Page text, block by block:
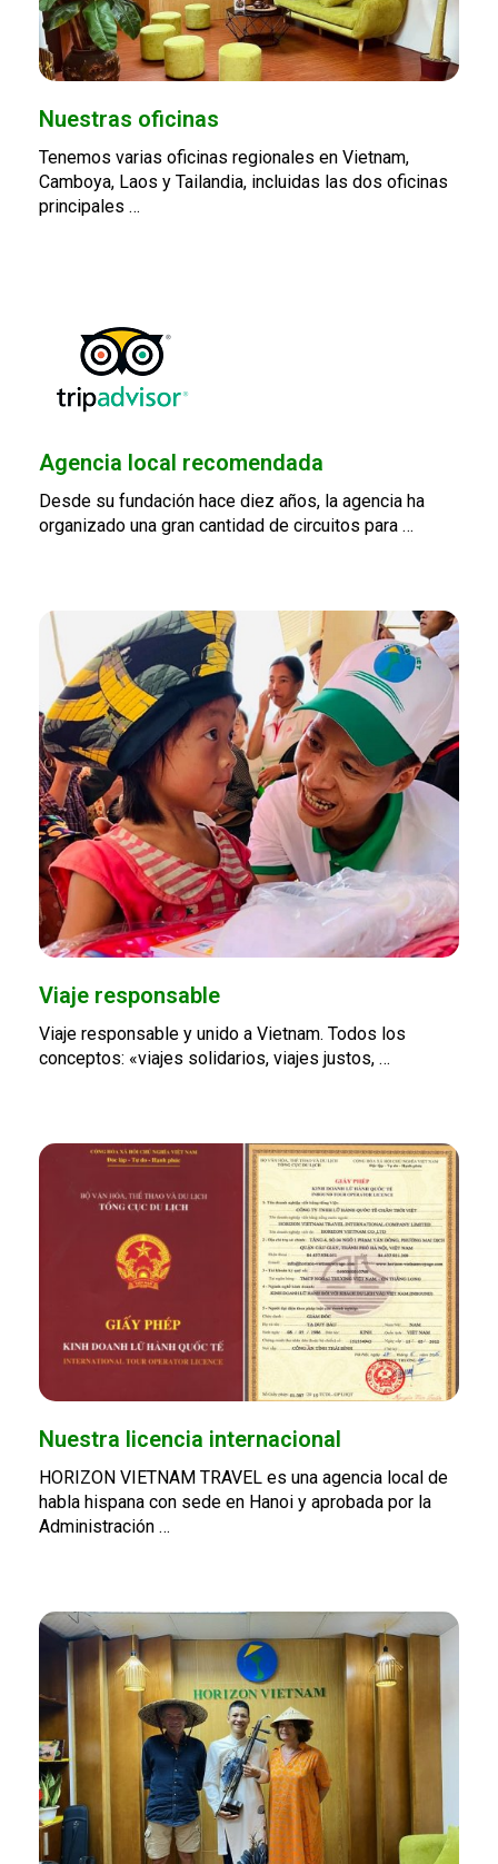
Nuestras oficinas
Tenemos varias oficinas regionales en Vietnam,
Camboya, Laos y Tailandia, incluidas las dos oficinas
principales …
Agencia local recomendada
Desde su fundación hace diez años, la agencia ha
organizado una gran cantidad de circuitos para …
Viaje responsable
Viaje responsable y unido a Vietnam. Todos los
conceptos: «viajes solidarios, viajes justos, …
Nuestra licencia internacional
HORIZON VIETNAM TRAVEL es una agencia local de
habla hispana con sede en Hanoi y aprobada por la
Administración …